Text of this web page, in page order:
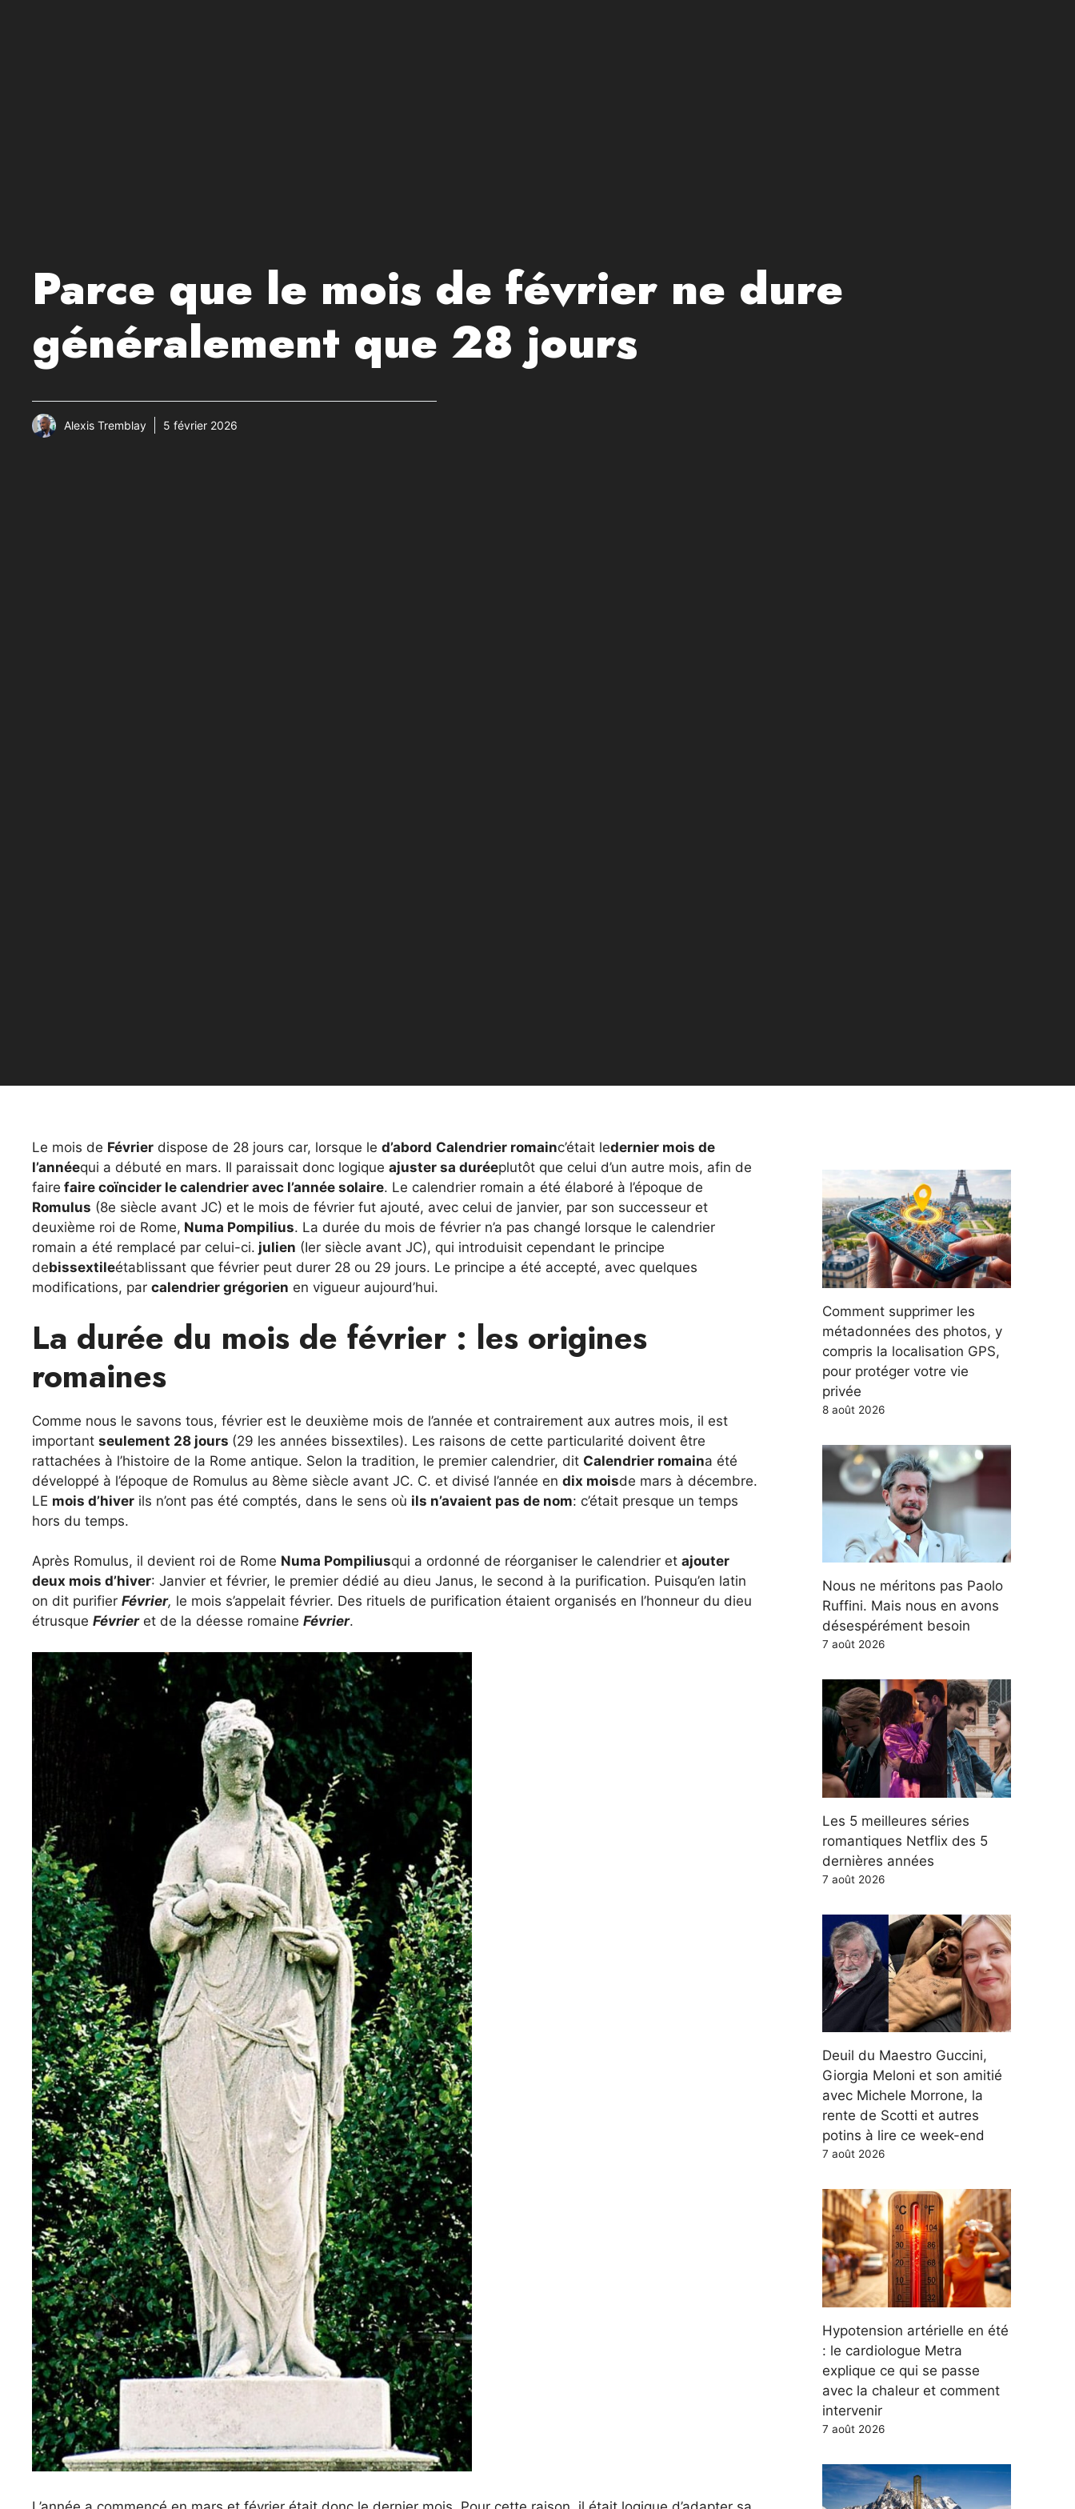
Parce que le mois de février ne dure
généralement que 28 jours
Alexis Tremblay 5 février 2026
Le mois de Février dispose de 28 jours car, lorsque le d’abord Calendrier romainc’était ledernier mois de
l’annéequi a débuté en mars. Il paraissait donc logique ajuster sa duréeplutôt que celui d’un autre mois, afin de
faire faire coïncider le calendrier avec l’année solaire. Le calendrier romain a été élaboré à l’époque de
Romulus (8e siècle avant JC) et le mois de février fut ajouté, avec celui de janvier, par son successeur et
deuxième roi de Rome, Numa Pompilius. La durée du mois de février n’a pas changé lorsque le calendrier
romain a été remplacé par celui-ci. julien (Ier siècle avant JC), qui introduisit cependant le principe
debissextileétablissant que février peut durer 28 ou 29 jours. Le principe a été accepté, avec quelques
modifications, par calendrier grégorien en vigueur aujourd’hui.
La durée du mois de février : les origines
romaines
Comme nous le savons tous, février est le deuxième mois de l’année et contrairement aux autres mois, il est
important seulement 28 jours (29 les années bissextiles). Les raisons de cette particularité doivent être
rattachées à l’histoire de la Rome antique. Selon la tradition, le premier calendrier, dit Calendrier romaina été
développé à l’époque de Romulus au 8ème siècle avant JC. C. et divisé l’année en dix moisde mars à décembre.
LE mois d’hiver ils n’ont pas été comptés, dans le sens où ils n’avaient pas de nom: c’était presque un temps
hors du temps.
Après Romulus, il devient roi de Rome Numa Pompiliusqui a ordonné de réorganiser le calendrier et ajouter
deux mois d’hiver: Janvier et février, le premier dédié au dieu Janus, le second à la purification. Puisqu’en latin
on dit purifier Février, le mois s’appelait février. Des rituels de purification étaient organisés en l’honneur du dieu
étrusque Févrieret de la déesse romaine Février.
Comment supprimer les
métadonnées des photos, y
compris la localisation GPS,
pour protéger votre vie
privée
8 août 2026
Nous ne méritons pas Paolo
Ruffini. Mais nous en avons
désespérément besoin
7 août 2026
Les 5 meilleures séries
romantiques Netflix des 5
dernières années
7 août 2026
Deuil du Maestro Guccini,
Giorgia Meloni et son amitié
avec Michele Morrone, la
rente de Scotti et autres
potins à lire ce week-end
7 août 2026
Hypotension artérielle en été
: le cardiologue Metra
explique ce qui se passe
avec la chaleur et comment
intervenir
7 août 2026